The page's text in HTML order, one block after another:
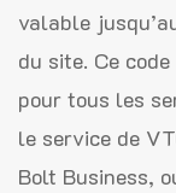
valable
du site. Ce
pour tous les
le service de
Bolt Business,